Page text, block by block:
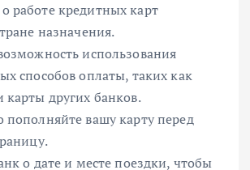
работе кредитных карт
назначения.
использования
способов оплаты, таких как
других банков.
пополняйте вашу карту перед
о дате и месте поездки, чтобы